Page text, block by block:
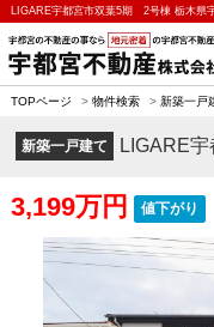
TOPページ > 物件検索 > 新築一戸
新築一戸建て LIGARE
3,199万円 値下がり